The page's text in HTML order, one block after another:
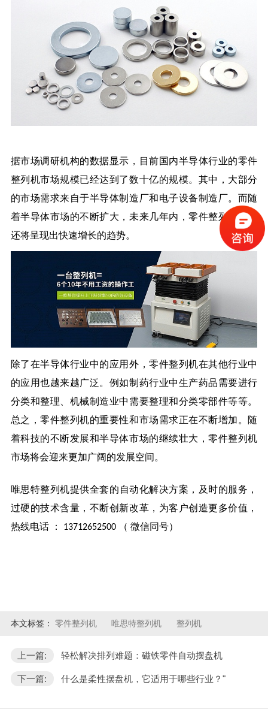
据市场调研机构的数据显示，目前国内半导体行业的零件
整列机市场规模已经达到了数十亿的规模。其中，大部分
的市场需求来自于半导体制造厂和电子设备制造厂。而随
着半导体市场的不断扩大，未来几年内，零件整列机市场
还将呈现出快速增长的趋势。
除了在半导体行业中的应用外，零件整列机在其他行业中
的应用也越来越广泛。例如制药行业中生产药品需要进行
分类和整理、机械制造业中需要整理和分类零部件等等。
总之，零件整列机的重要性和市场需求正在不断增加。随
着科技的不断发展和半导体市场的继续壮大，零件整列机
市场将会迎来更加广阔的发展空间。
唯思特整列机提供全套的自动化解决方案，及时的服务，
过硬的技术含量，不断创新改革，为客户创造更多价值，
热线电话
： 13712652500 （ 微信同号）
本文标签： 零件整列机 唯思特整列机 整列机
上一篇: 轻松解决排列难题：磁铁零件自动摆盘机
下一篇: 什么是柔性摆盘机，它适用于哪些行业？"